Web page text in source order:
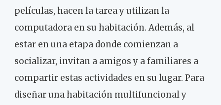
películas, hacen la tarea y utilizan la
computadora en su habitación. Además, al
estar en una etapa donde comienzan a
socializar, invitan a amigos y a familiares a
compartir estas actividades en su lugar. Para
diseñar una habitación multifuncional y